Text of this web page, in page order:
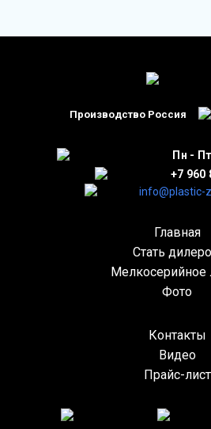
Производство Россия
Пн -
+7 960
info@plastic-
Главная
Стать
Мелкосерийное
Фото
Контакты
Видео
Прайс-лист